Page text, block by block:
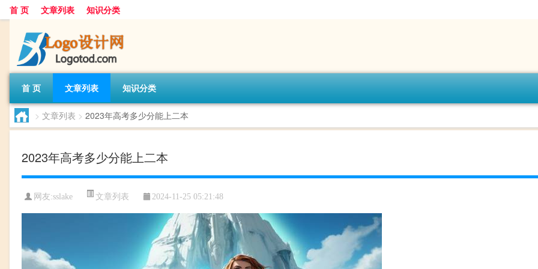
首 页 文章列表 知识分类
首 页 文章列表 知识分类
> 文章列表 > 2023年高考多少分能上二本
2023年高考多少分能上二本
网友:sslake 文章列表 2024-11-25 05:21:48